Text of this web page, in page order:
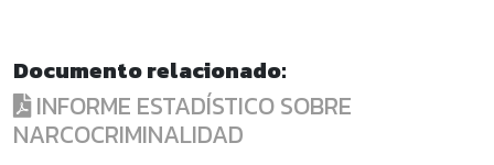
Documento relacionado:
INFORME ESTADÍSTICO SOBRE
NARCOCRIMINALIDAD